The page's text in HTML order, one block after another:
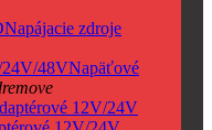
Napájacie zdroje
Napäťové
remove